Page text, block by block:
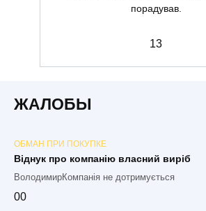
порадував.
13
ЖАЛОБЫ
ОБМАН ПРИ ПОКУПКЕ
Віднук про компанію власний виріб
ВолодимирКомпанія не дотримується
00